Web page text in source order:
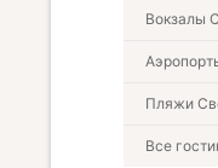
Вокзалы
Пляжи
Все